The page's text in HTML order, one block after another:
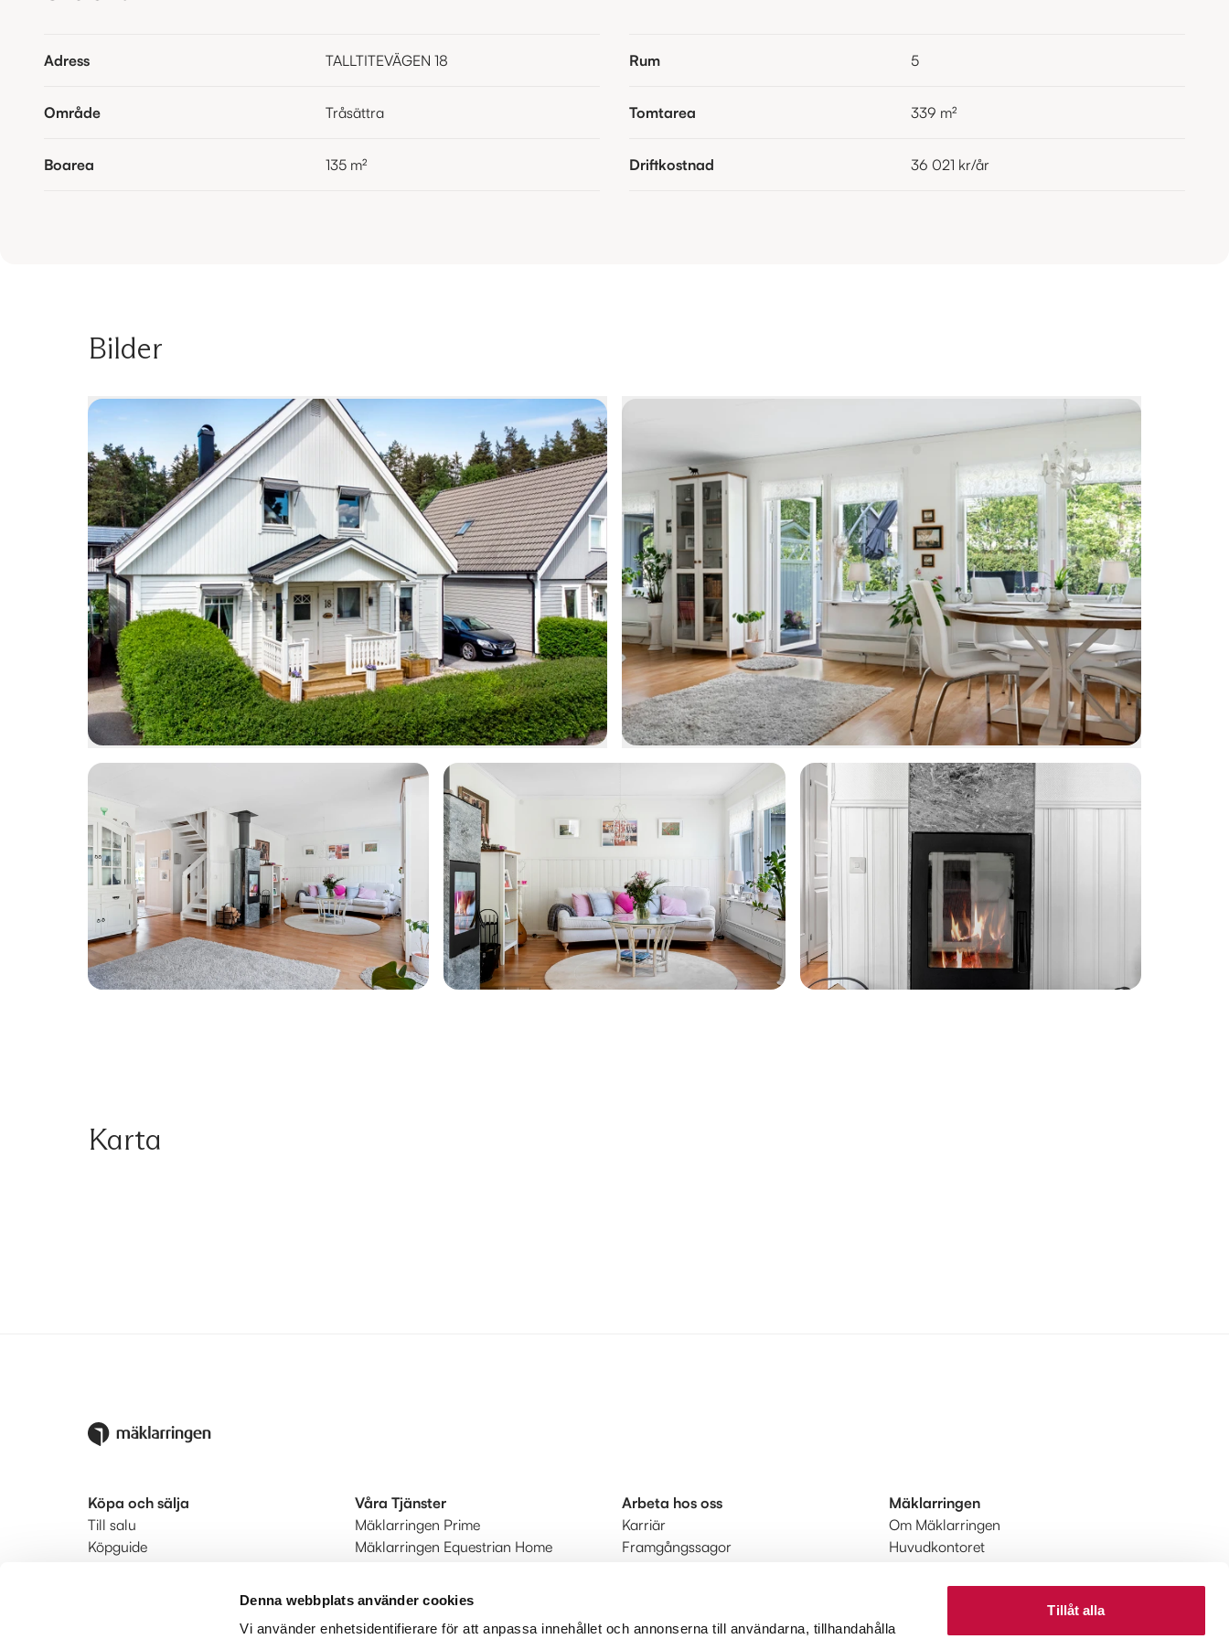
Denna webbplats använder cookies
Vi använder enhetsidentifierare för att anpassa innehållet och annonserna till användarna, tillhandahålla
Tillåt alla
Adress TALLTITEVÄGEN 18
Område Tråsättra
Boarea 135 m²
Rum 5
Tomtarea 339 m²
Driftkostnad 36 021 kr/år
Bilder
Karta
Köpa och sälja
Till salu
Köpguide
Våra Tjänster
Mäklarringen Prime
Mäklarringen Equestrian Home
Ringmärkt
Kunderbjudanden
Arbeta hos oss
Karriär
Framgångssagor
Mäklarringen
Om Mäklarringen
Huvudkontoret
Användarvillkor
Upptäck Mäklarringen Utland